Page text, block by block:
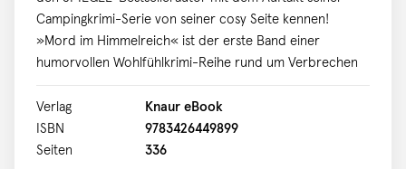
Campingkrimi-Serie von seiner cosy Seite kennen!
»Mord im Himmelreich« ist der erste Band einer
humorvollen Wohlfühlkrimi-Reihe rund um Verbrechen
auf dem schönen Campingplatz Himmelreich. Es
ermitteln der passionierte Camper und Hobby-Tatort-
Kommissar Björn Kupernikus und die bezaubernde
Künstlerin Annabelle Schäfer. Cosy Krimi mit tollem
Verlag
Knaur eBook
ISBN
9783426449899
Seiten
336